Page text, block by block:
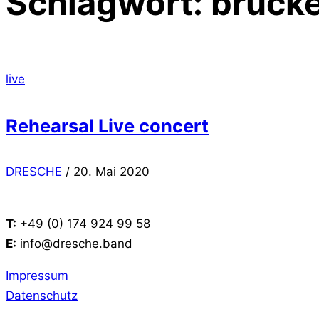
Posted
live
Rehearsal Live concert
DRESCHE / Posted
20. Mai 2020
T: +49 (0) 174 924 99 58
E: info@dresche.band
Impressum
Datenschutz